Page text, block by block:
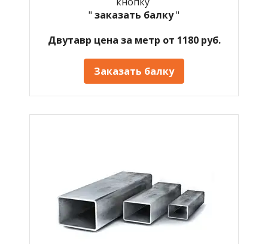
" заказать балку"
Двутавр цена за метр от 1180 руб.
Заказать балку